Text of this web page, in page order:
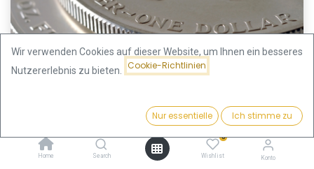
Home Search
0
Wishlist Konto
Besteuerung von Silbermünzen
Die am 27.9.2022 vom Bundesministerium für Finanzen (BMF) gestiftete
Verwirrung wurde mit Schreiben vom 23.11.2022 etwas entwirrt. Was das
Wir verwenden Cookies auf dieser Website, um Ihnen ein besseres
Nutzererlebnis zu bieten.
Cookie-Richtlinien
Nur essentielle Ich stimme zu